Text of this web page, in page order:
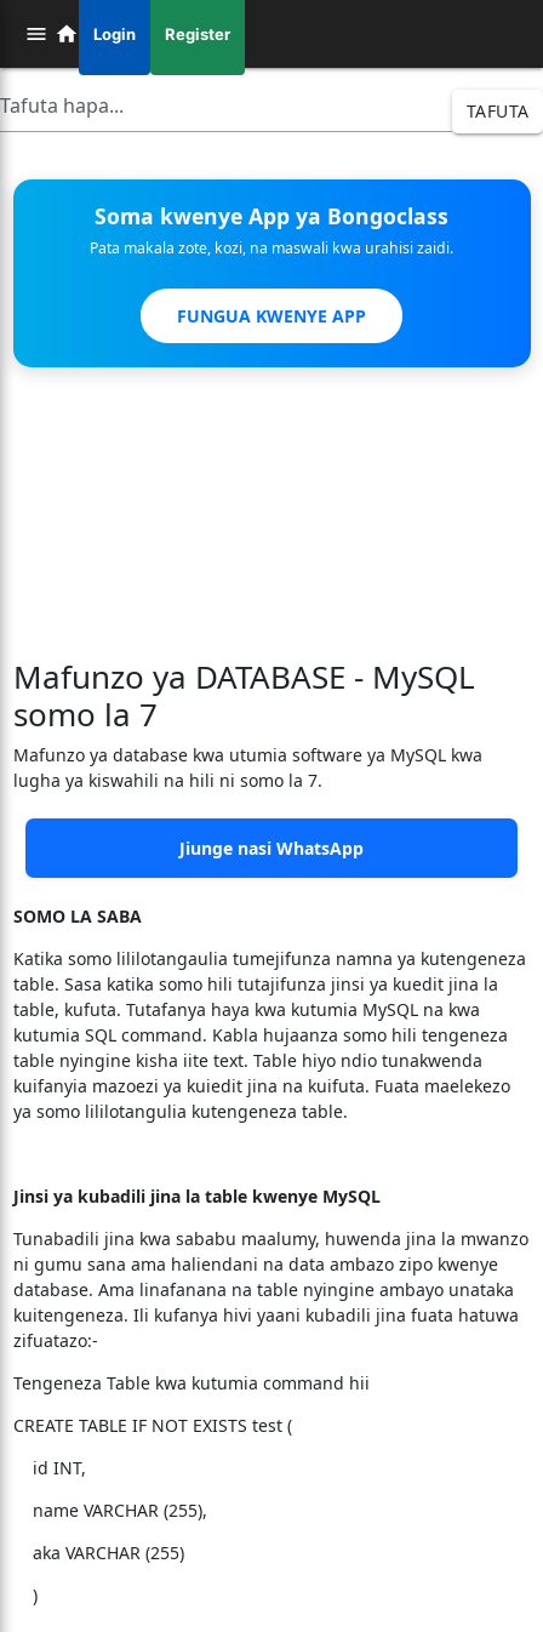
Login Register
TAFUTA
Soma kwenye App ya Bongoclass
Pata makala zote, kozi, na maswali kwa urahisi zaidi.
FUNGUA KWENYE APP
Mafunzo ya DATABASE - MySQL
somo la 7
Mafunzo ya database kwa utumia software ya MySQL kwa
lugha ya kiswahili na hili ni somo la 7.
Jiunge nasi WhatsApp
SOMO LA SABA
Katika somo lililotangaulia tumejifunza namna ya kutengeneza
table. Sasa katika somo hili tutajifunza jinsi ya kuedit jina la
table, kufuta. Tutafanya haya kwa kutumia MySQL na kwa
kutumia SQL command. Kabla hujaanza somo hili tengeneza
table nyingine kisha iite text. Table hiyo ndio tunakwenda
kuifanyia mazoezi ya kuiedit jina na kuifuta. Fuata maelekezo
ya somo lililotangulia kutengeneza table.
Jinsi ya kubadili jina la table kwenye MySQL
Tunabadili jina kwa sababu maalumy, huwenda jina la mwanzo
ni gumu sana ama haliendani na data ambazo zipo kwenye
database. Ama linafanana na table nyingine ambayo unataka
kuitengeneza. Ili kufanya hivi yaani kubadili jina fuata hatuwa
zifuatazo:-
Tengeneza Table kwa kutumia command hii
CREATE TABLE IF NOT EXISTS test (
id INT,
name VARCHAR (255),
aka VARCHAR (255)
)